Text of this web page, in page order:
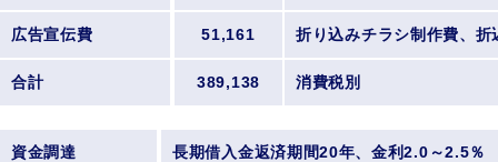
広告宣伝費 51,161 折り込みチラシ制作費、
合計 389,138 消費税別
資金調達 長期借入金返済期間20年、金利2.0～2.5％